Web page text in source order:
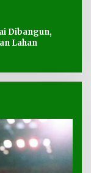
Dibangun,
Lahan